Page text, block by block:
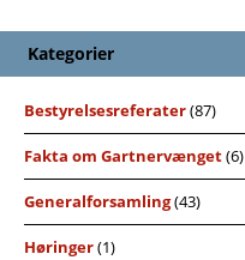
Kategorier
Bestyrelsesreferater(87)
Fakta om Gartnervænget(6)
Generalforsamling(43)
Høringer(1)